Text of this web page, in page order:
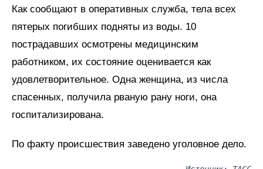
Как сообщают в оперативных служба, тела всех
пятерых погибших подняты из воды. 10
пострадавших осмотрены медицинским
работником, их состояние оценивается как
удовлетворительное. Одна женщина, из числа
спасенных, получила рваную рану ноги, она
госпитализирована.
По факту происшествия заведено уголовное дело.